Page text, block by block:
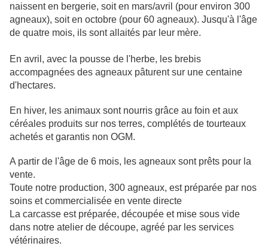
naissent en bergerie, soit en mars/avril (pour environ 300
agneaux), soit en octobre (pour 60 agneaux). Jusqu'à l'âge
de quatre mois, ils sont allaités par leur mère.
En avril, avec la pousse de l'herbe, les brebis
accompagnées des agneaux pâturent sur une centaine
d'hectares.
En hiver, les animaux sont nourris grâce au foin et aux
céréales produits sur nos terres, complétés de tourteaux
achetés et garantis non OGM.
A partir de l'âge de 6 mois, les agneaux sont prêts pour la
vente.
Toute notre production, 300 agneaux, est préparée par nos
soins et commercialisée en vente directe
La carcasse est préparée, découpée et mise sous vide
dans notre atelier de découpe, agréé par les services
vétérinaires.